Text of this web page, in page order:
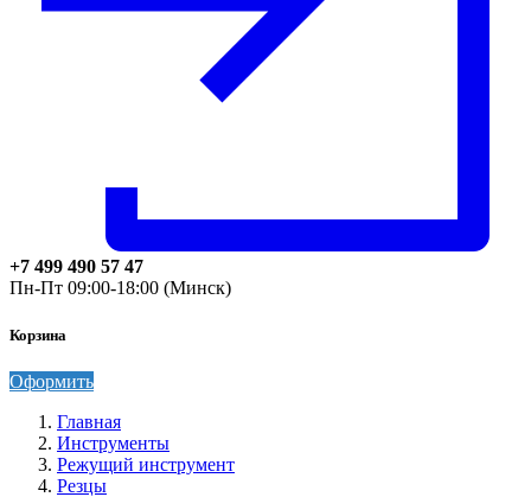
+7 499 490 57 47
Пн-Пт 09:00-18:00 (Минск)
Корзина
Оформить
Главная
Инструменты
Режущий инструмент
Резцы